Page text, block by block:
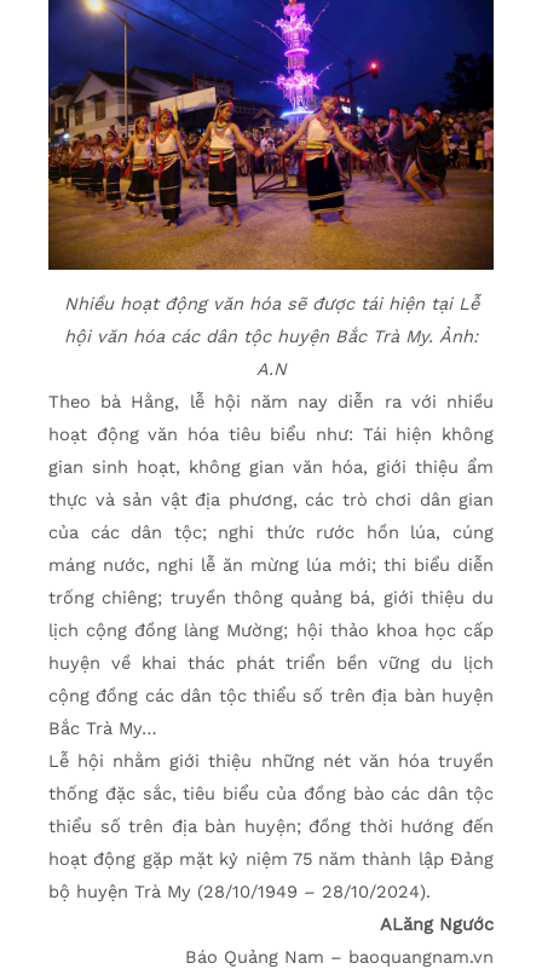
Nhiều hoạt động văn hóa sẽ được tái hiện tại Lễ
hội văn hóa các dân tộc huyện Bắc Trà My. Ảnh:
A.N
Theo bà Hằng, lễ hội năm nay diễn ra với nhiều
hoạt động văn hóa tiêu biểu như: Tái hiện không
gian sinh hoạt, không gian văn hóa, giới thiệu ẩm
thực và sản vật địa phương, các trò chơi dân gian
của các dân tộc; nghi thức rước hồn lúa, cúng
máng nước, nghi lễ ăn mừng lúa mới; thi biểu diễn
trống chiêng; truyền thông quảng bá, giới thiệu du
lịch cộng đồng làng Mường; hội thảo khoa học cấp
huyện về khai thác phát triển bền vững du lịch
cộng đồng các dân tộc thiểu số trên địa bàn huyện
Bắc Trà My…
Lễ hội nhằm giới thiệu những nét văn hóa truyền
thống đặc sắc, tiêu biểu của đồng bào các dân tộc
thiểu số trên địa bàn huyện; đồng thời hướng đến
hoạt động gặp mặt kỷ niệm 75 năm thành lập Đảng
bộ huyện Trà My (28/10/1949 – 28/10/2024).
ALăng Ngước
Báo Quảng Nam – baoquangnam.vn